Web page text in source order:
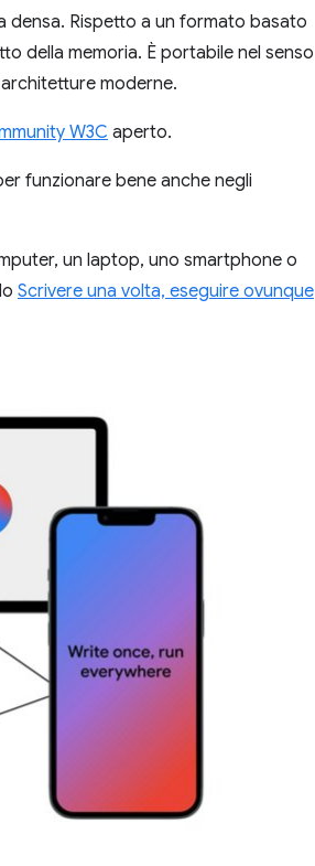
densa. Rispetto a un formato basato
della memoria. È portabile nel senso
moderne.
W3C aperto.
funzionare bene anche negli
un laptop, uno smartphone o
Scrivere una volta, eseguire ovunque